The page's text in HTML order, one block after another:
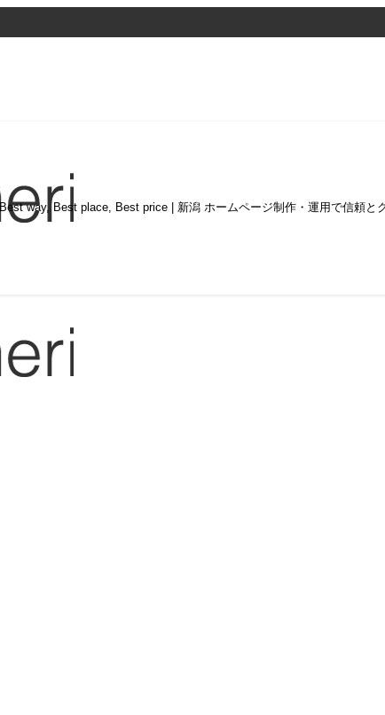
Best way, Best place, Best price | 新潟 ホームページ制作・運用で信頼と